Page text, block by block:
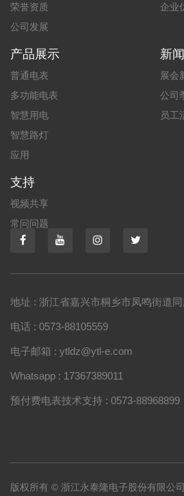
荣誉资质
公司发展
企业
产品展示
普通电表
多功能电表
智慧用电
智慧路灯
应用
新
展会
公司
员工
支持
视频共享
常问问题
地址 : 浙江省嘉兴市桐乡市凤鸣街道
电话 : 0573-88105559
电子邮箱 : ytldz@ytl-e.com
Whatsapp : 17367389011
预付费电表技术支持 : 0573-88968899
版权所有 © 浙江永泰隆电子股份有限公